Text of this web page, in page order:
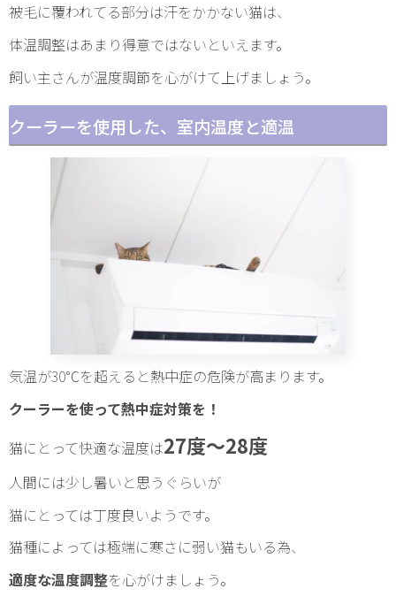
被毛に覆われてる部分は汗をかかない猫は、
体温調整はあまり得意ではないといえます。
飼い主さんが温度調節を心がけて上げましょう。
クーラーを使用した、室内温度と適温
気温が30℃を超えると熱中症の危険が高まります。
クーラーを使って熱中症対策を！
猫にとって快適な温度は27度～28度
人間には少し暑いと思うぐらいが
猫にとっては丁度良いようです。
猫種によっては極端に寒さに弱い猫もいる為、
適度な温度調整を心がけましょう。